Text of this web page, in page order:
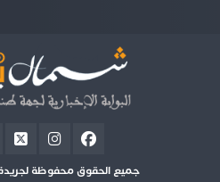
جميع الحقوق محفوظة لجريدة